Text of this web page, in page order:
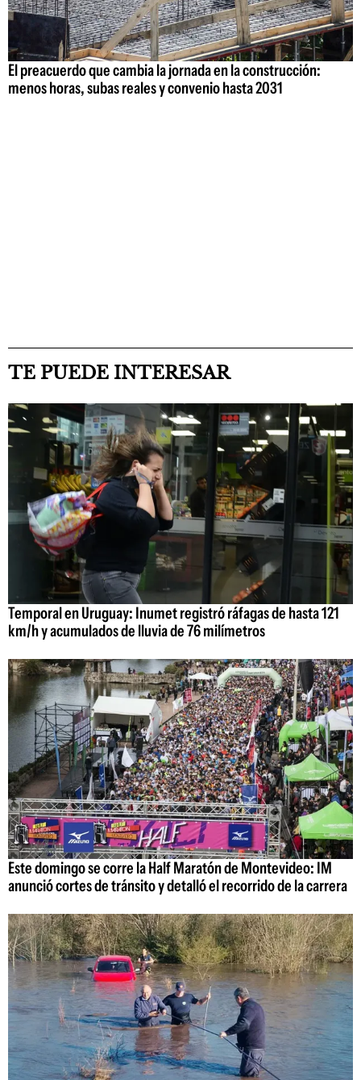
El preacuerdo que cambia la jornada en la construcción:
menos horas, subas reales y convenio hasta 2031
TE PUEDE INTERESAR
Temporal en Uruguay: Inumet registró ráfagas de hasta 121
km/h y acumulados de lluvia de 76 milímetros
Este domingo se corre la Half Maratón de Montevideo: IM
anunció cortes de tránsito y detalló el recorrido de la carrera